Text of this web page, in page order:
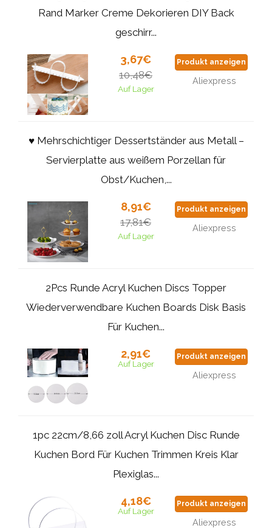
Rand Marker Creme Dekorieren DIY Back
geschirr...
3,67€
10,48€
Auf Lager
Produkt anzeigen
Aliexpress
♥ Mehrschichtiger Dessertständer aus Metall –
Servierplatte aus weißem Porzellan für
Obst/Kuchen,...
8,91€
17,81€
Auf Lager
Produkt anzeigen
Aliexpress
2Pcs Runde Acryl Kuchen Discs Topper
Wiederverwendbare Kuchen Boards Disk Basis
Für Kuchen...
2,91€
Auf Lager
Produkt anzeigen
Aliexpress
1pc 22cm/8,66 zoll Acryl Kuchen Disc Runde
Kuchen Bord Für Kuchen Trimmen Kreis Klar
Plexiglas...
4,18€
Auf Lager
Produkt anzeigen
Aliexpress